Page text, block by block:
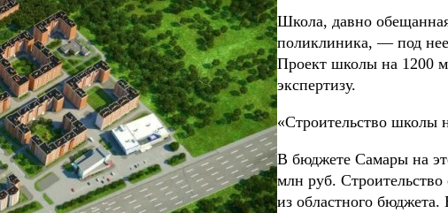
Школа, давно
поликлиника, — под
Проект школы на 1200
экспертизу.
«Строительство школы
В бюджете Самары на
млн руб.
из областного